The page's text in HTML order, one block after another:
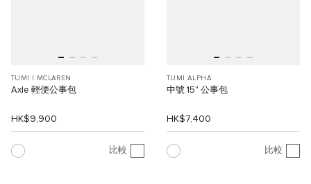
TUMI I MCLAREN
Axle 輕便公事包
HK$9,900
比較
TUMI ALPHA
中號 15" 公事包
HK$7,400
比較